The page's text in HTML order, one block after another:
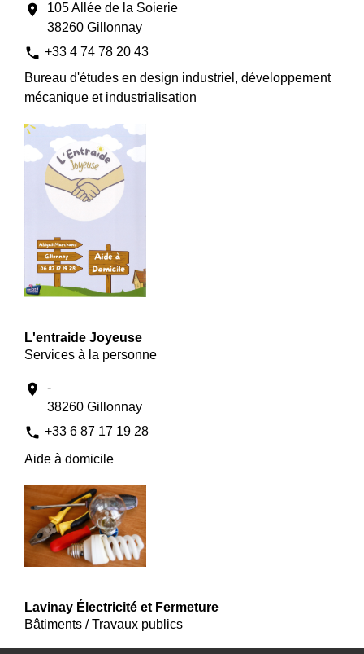
location_on
105 Allée de la Soierie
38260 Gillonnay
phone +33 4 74 78 20 43
Bureau d'études en design industriel, développement
mécanique et industrialisation
L'entraide Joyeuse
Services à la personne
location_on
-
38260 Gillonnay
phone +33 6 87 17 19 28
Aide à domicile
Lavinay Électricité et Fermeture
Bâtiments / Travaux publics